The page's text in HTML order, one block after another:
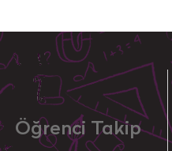
Öğrenci Takip